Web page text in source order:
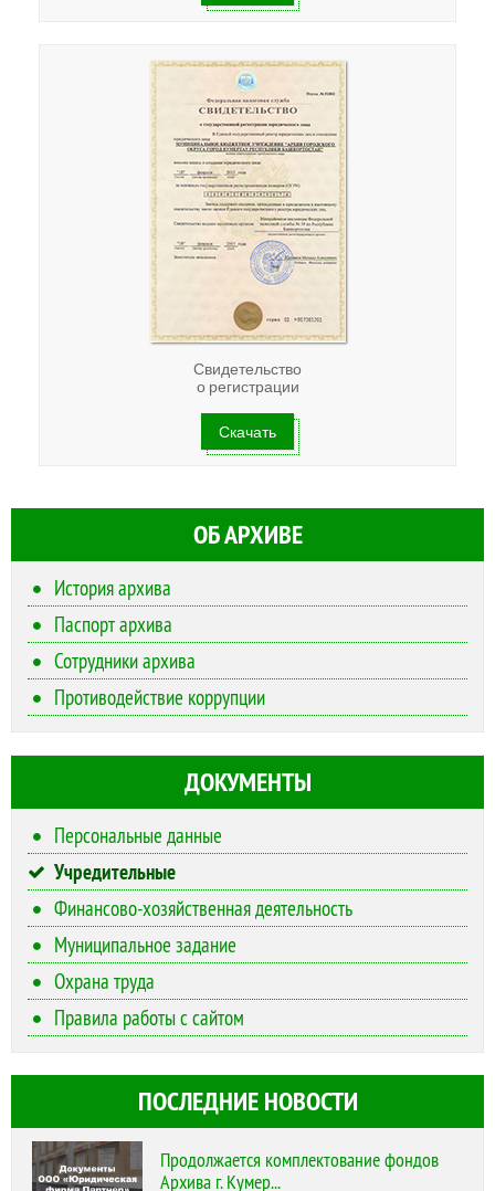
Свидетельство
о регистрации
Скачать
ОБ АРХИВЕ
История архива
Паспорт архива
Сотрудники архива
Противодействие коррупции
ДОКУМЕНТЫ
Персональные данные
Учредительные
Финансово-хозяйственная деятельность
Муниципальное задание
Охрана труда
Правила работы с сайтом
ПОСЛЕДНИЕ НОВОСТИ
Продолжается комплектование фондов
Архива г. Кумер...